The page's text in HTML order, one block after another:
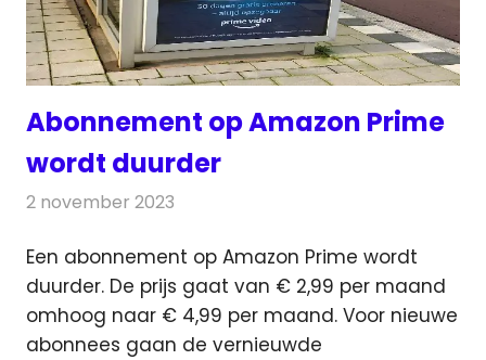
Abonnement op Amazon Prime
wordt duurder
2 november 2023
Een abonnement op Amazon Prime wordt
duurder. De prijs gaat van € 2,99 per maand
omhoog naar € 4,99 per maand. Voor nieuwe
abonnees gaan de vernieuwde